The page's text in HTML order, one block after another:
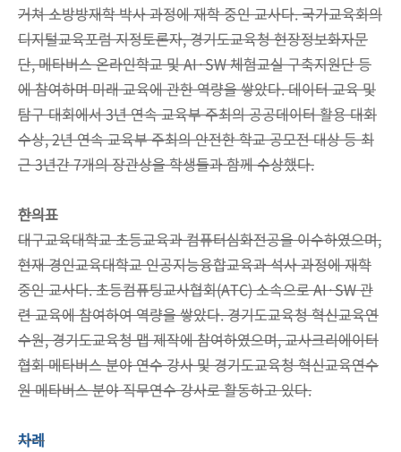
거쳐 소방방재학 박사 과정에 재학 중인 교사다. 국가교육회의
디지털교육포럼 지정토론자, 경기도교육청 현장정보화자문
단, 메타버스 온라인학교 및 AI·SW 체험교실 구축지원단 등
에 참여하며 미래 교육에 관한 역량을 쌓았다. 데이터 교육 및
탐구 대회에서 3년 연속 교육부 주최의 공공데이터 활용 대회
수상, 2년 연속 교육부 주최의 안전한 학교 공모전 대상 등 최
근 3년간 7개의 장관상을 학생들과 함께 수상했다.
한의표
대구교육대학교 초등교육과 컴퓨터심화전공을 이수하였으며,
현재 경인교육대학교 인공지능융합교육과 석사 과정에 재학
중인 교사다. 초등컴퓨팅교사협회(ATC) 소속으로 AI·SW 관
련 교육에 참여하여 역량을 쌓았다. 경기도교육청 혁신교육연
수원, 경기도교육청 맵 제작에 참여하였으며, 교사크리에이터
협회 메타버스 분야 연수 강사 및 경기도교육청 혁신교육연수
원 메타버스 분야 직무연수 강사로 활동하고 있다.
차례